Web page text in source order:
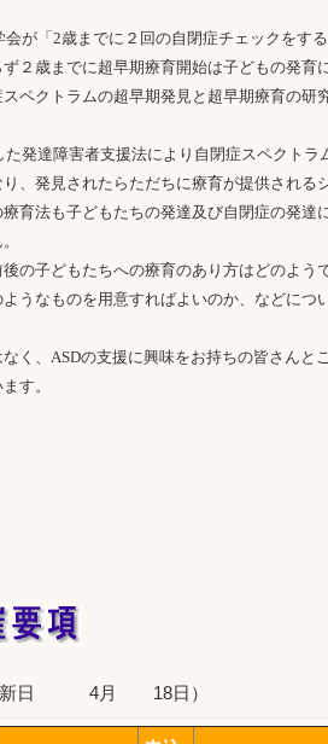
が「2歳までに２回の自閉症チェックをす
２歳までに超早期療育開始は子どもの発育
ペクトラムの超早期発見と超早期療育の研
発達障害者支援法により自閉症スペクトラ
、発見されたらただちに療育が提供される
育法も子どもたちの発達及び自閉症の発達
の子どもたちへの療育のあり方はどのよう
うなものを用意すればよいのか、などにつ
く、ASDの支援に興味をお持ちの皆さんと
す。
新日 4月 18日）